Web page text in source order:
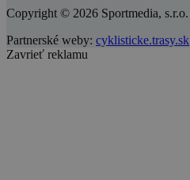
Copyright © 2026 Sportmedia, s.r.o.
Partnerské weby: cyklisticke.trasy.sk
Zavrieť reklamu